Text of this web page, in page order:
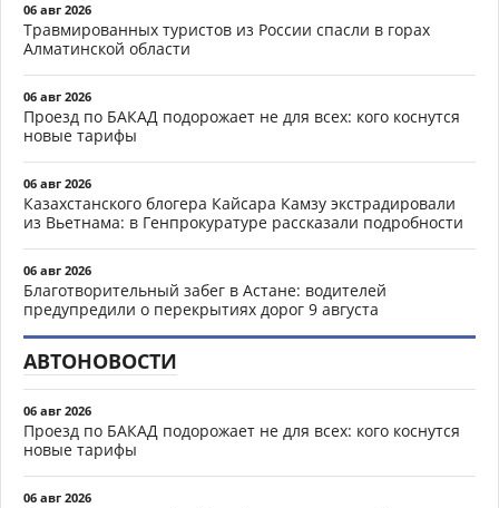
06 авг 2026
Травмированных туристов из России спасли в горах
Алматинской области
06 авг 2026
Проезд по БАКАД подорожает не для всех: кого коснутся
новые тарифы
06 авг 2026
Казахстанского блогера Кайсара Камзу экстрадировали
из Вьетнама: в Генпрокуратуре рассказали подробности
06 авг 2026
Благотворительный забег в Астане: водителей
предупредили о перекрытиях дорог 9 августа
АВТОНОВОСТИ
06 авг 2026
Проезд по БАКАД подорожает не для всех: кого коснутся
новые тарифы
06 авг 2026